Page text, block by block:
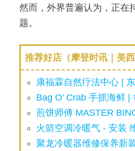
然而，外界普遍认为，正在
题。
推荐好店（摩登时讯｜美
康福霖自然疗法中心 |
Bag O’ Crab 手抓海鲜
煎饼师傅 MASTER
火箭空调冷暖气 - 安装
聚龙冷暖器维修保养新